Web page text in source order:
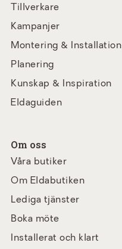
Tillverkare
Kampanjer
Montering & Installation
Planering
Kunskap & Inspiration
Eldaguiden
Om oss
Våra butiker
Om Eldabutiken
Lediga tjänster
Boka möte
Installerat och klart